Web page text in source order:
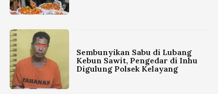
Sembunyikan Sabu di Lubang
Kebun Sawit, Pengedar di Inhu
Digulung Polsek Kelayang